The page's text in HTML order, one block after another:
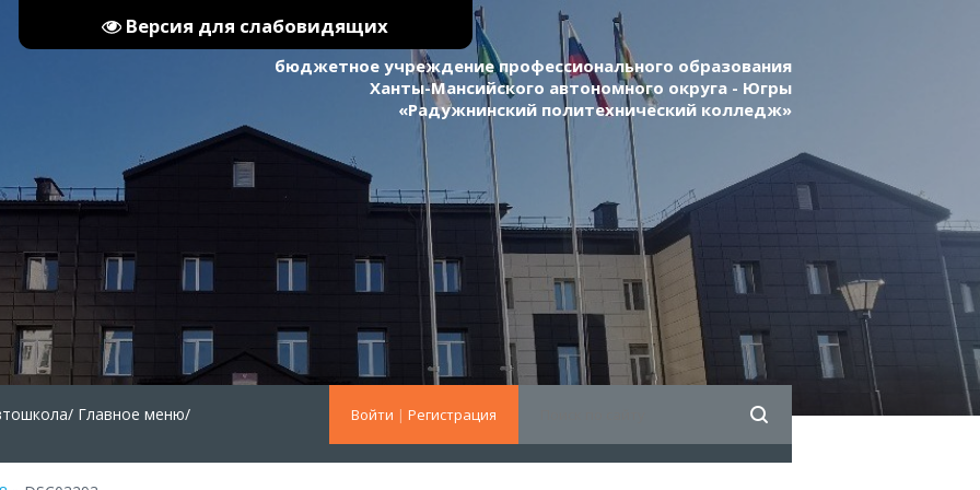
Версия для слабовидящих
бюджетное учреждение профессионального образования
Ханты-Мансийского автономного округа - Югры
«Радужнинский политехнический колледж»
Войти | Регистрация
Главное меню/